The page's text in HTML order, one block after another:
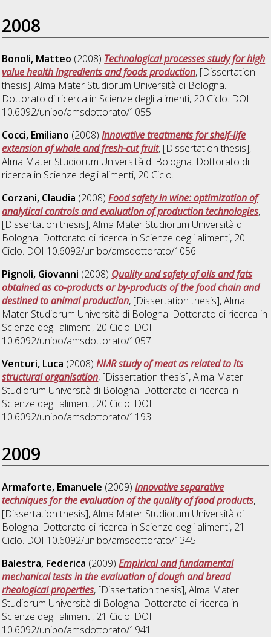
2008
Bonoli, Matteo (2008) Technological processes study for high
value health ingredients and foods production, [Dissertation
thesis], Alma Mater Studiorum Università di Bologna.
Dottorato di ricerca in Scienze degli alimenti, 20 Ciclo. DOI
10.6092/unibo/amsdottorato/1055.
Cocci, Emiliano (2008)Innovative treatments for shelf-life
extension of whole and fresh-cut fruit, [Dissertation thesis],
Alma Mater Studiorum Università di Bologna. Dottorato di
ricerca in Scienze degli alimenti, 20 Ciclo.
Corzani, Claudia (2008)Food safety in wine: optimization of
analytical controls and evaluation of production technologies,
[Dissertation thesis], Alma Mater Studiorum Università di
Bologna. Dottorato di ricerca in Scienze degli alimenti, 20
Ciclo. DOI 10.6092/unibo/amsdottorato/1056.
Pignoli, Giovanni (2008) Quality and safety of oils and fats
obtained as co-products or by-products of the food chain and
destined to animal production, [Dissertation thesis], Alma
Mater Studiorum Università di Bologna. Dottorato di ricerca in
Scienze degli alimenti, 20 Ciclo. DOI
10.6092/unibo/amsdottorato/1057.
Venturi, Luca (2008)NMR study of meat as related to its
structural organisation, [Dissertation thesis], Alma Mater
Studiorum Università di Bologna. Dottorato di ricerca in
Scienze degli alimenti, 20 Ciclo. DOI
10.6092/unibo/amsdottorato/1193.
2009
Armaforte, Emanuele (2009)Innovative separative
techniques for the evaluation of the quality of food products,
[Dissertation thesis], Alma Mater Studiorum Università di
Bologna. Dottorato di ricerca in Scienze degli alimenti, 21
Ciclo. DOI 10.6092/unibo/amsdottorato/1345.
Balestra, Federica (2009)Empirical and fundamental
mechanical tests in the evaluation of dough and bread
rheological properties, [Dissertation thesis], Alma Mater
Studiorum Università di Bologna. Dottorato di ricerca in
Scienze degli alimenti, 21 Ciclo. DOI
10.6092/unibo/amsdottorato/1941.